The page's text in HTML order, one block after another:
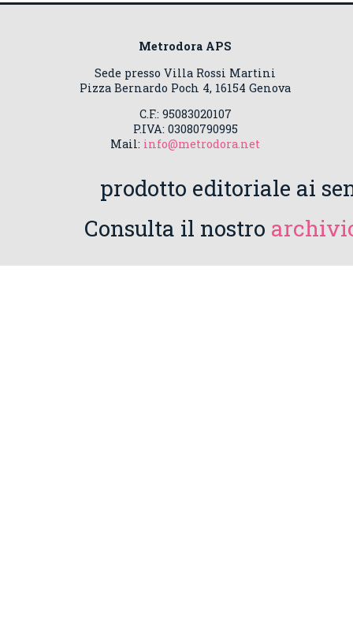
Metrodora APS
Sede presso Villa Rossi Martini
Pizza Bernardo Poch 4, 16154 Genova
C.F.: 95083020107
P.IVA: 03080790995
Mail: info@metrodora.net
prodotto editoriale ai
Consulta il nostro